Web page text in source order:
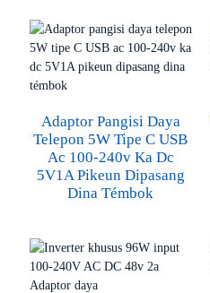
Adaptor Pangisi Daya
Telepon 5W Tipe C USB
Ac 100-240v Ka Dc
5V1A Pikeun Dipasang
Dina Témbok